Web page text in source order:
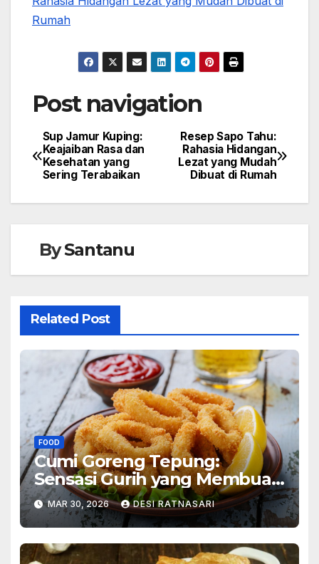
Rumah
Post navigation
Resep Sapo Tahu:
Rahasia Hidangan
Lezat yang Mudah
Dibuat di Rumah
Sup Jamur Kuping:
Keajaiban Rasa dan
Kesehatan yang
Sering Terabaikan
BySantanu
Related Post
FOOD
Cumi Goreng Tepung:
Sensasi Gurih yang Membuat
Ketagihan
MAR 30, 2026 DESI RATNASARI